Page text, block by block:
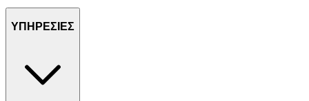
ΥΠΗΡΕΣΙΕΣ